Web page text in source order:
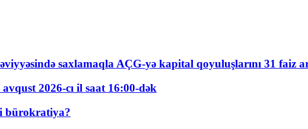
saxlamaqla AÇG-yə kapital qoyuluşlarını 31 faiz
2026-cı il saat 16:00-dək
bürokratiya?